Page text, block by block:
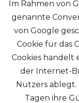
Im Rahmen von
genannte
von Google
Cookie für das
Cookies handelt
der Internet-
Nutzers ablegt.
Tagen ihre